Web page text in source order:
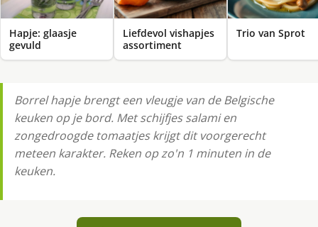
Hapje: glaasje
gevuld
Liefdevol vishapjes
assortiment
Trio van Sprot
Borrel hapje brengt een vleugje van de Belgische
keuken op je bord. Met schijfjes salami en
zongedroogde tomaatjes krijgt dit voorgerecht
meteen karakter. Reken op zo'n 1 minuten in de
keuken.